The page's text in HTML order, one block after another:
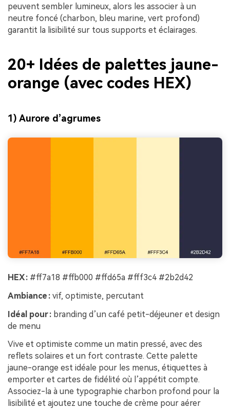
peuvent sembler lumineux, alors les associer à un
neutre foncé (charbon, bleu marine, vert profond)
garantit la lisibilité sur tous supports et éclairages.
20+ Idées de palettes jaune-
orange (avec codes HEX)
1) Aurore d’agrumes
HEX : #ff7a18 #ffb000 #ffd65a #fff3c4 #2b2d42
Ambiance : vif, optimiste, percutant
Idéal pour : branding d’un café petit-déjeuner et design
de menu
Vive et optimiste comme un matin pressé, avec des
reflets solaires et un fort contraste. Cette palette
jaune-orange est idéale pour les menus, étiquettes à
emporter et cartes de fidélité où l’appétit compte.
Associez-la à une typographie charbon profond pour la
lisibilité et ajoutez une touche de crème pour aérer